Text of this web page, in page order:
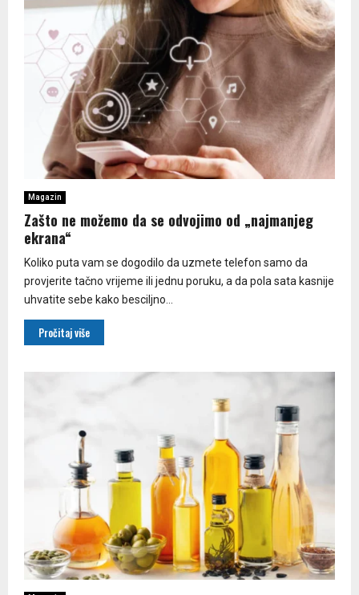
Magazin
Zašto ne možemo da se odvojimo od „najmanjeg
ekrana“
Koliko puta vam se dogodilo da uzmete telefon samo da
provjerite tačno vrijeme ili jednu poruku, a da pola sata kasnije
uhvatite sebe kako besciljno...
Pročitaj više